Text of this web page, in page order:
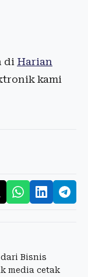
di Harian
kami
Bisnis
media cetak